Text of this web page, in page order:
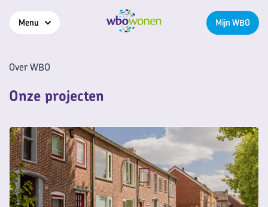
Menu Mijn WBO
Over WBO
Onze projecten